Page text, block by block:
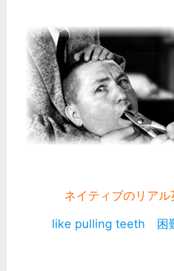
ネイティブのリアル
like pulling teeth 困